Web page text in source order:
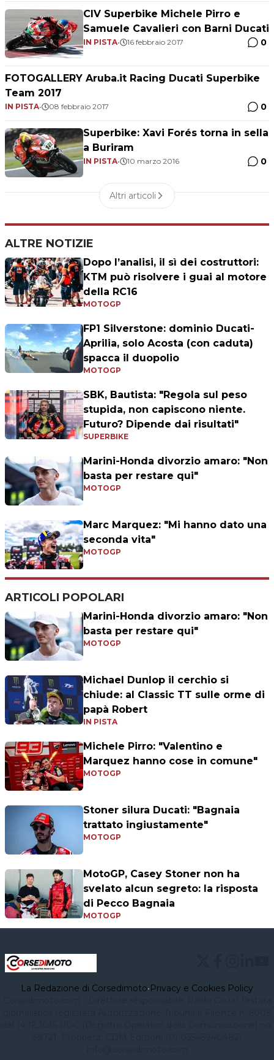
CIV Superbike Michele Pirro e
Samuele Cavalieri con Barni Ducati
IN PISTA• 16 febbraio 2017 0
FOTOGALLERY Aruba.it Racing Ducati Superbike
Team 2017
IN PISTA• 08 febbraio 2017 0
Superbike: Xavi Forés torna in sella
a Buriram
IN PISTA• 10 marzo 2016 0
Altri articoli
ALTRE NOTIZIE
Dopo l’analisi, il sì dei costruttori:
KTM può risolvere i guai al motore
della RC16
MOTOGP
FP1 Silverstone: dominio Ducati-
Aprilia, solo Acosta (con caduta)
spacca il duopolio
MOTOGP
SBK, Bautista: "Regola sul peso
stupida, non capiscono niente.
Futuro? Dipende dai risultati"
SUPERBIKE
Marini-Honda divorzio amaro: "Non
basta per restare qui"
MOTOGP
Marc Marquez: "Mi hanno dato una
seconda vita"
MOTOGP
ARTICOLI POPOLARI
Marini-Honda divorzio amaro: "Non
basta per restare qui"
MOTOGP
Michael Dunlop il cerchio si
chiude: al Classic TT sulle orme di
papà Robert
IN PISTA
Michele Pirro: "Valentino e
Marquez hanno cose in comune"
MOTOGP
Stoner silura Ducati: "Bagnaia
trattato ingiustamente"
MOTOGP
MotoGP, Casey Stoner non ha
svelato alcun segreto: la risposta
di Pecco Bagnaia
MOTOGP
La Redazione di Corsedimoto•Privacy e Cookies Policy